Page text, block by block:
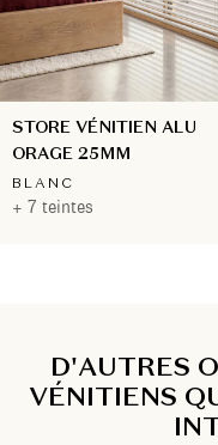
STORE VÉNITIEN ALU
ORAGE 25MM
BLANC
+ 7 teintes
D'AUTRES
VÉNITIENS